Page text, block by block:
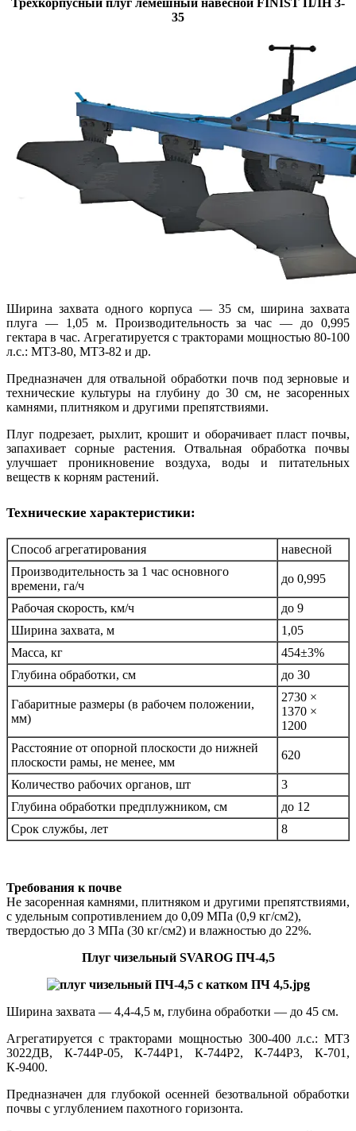
Трехкорпусный плуг лемешный навесной FINIST ПЛН 3-
35
Ширина захвата одного корпуса — 35 см, ширина захвата
плуга — 1,05 м. Производительность за час — до 0,995
гектара в час. Агрегатируется с тракторами мощностью 80-100
л.с.: МТЗ-80, МТЗ-82 и др.
Предназначен для отвальной обработки почв под зерновые и
технические культуры на глубину до 30 см, не засоренных
камнями, плитняком и другими препятствиями.
Плуг подрезает, рыхлит, крошит и оборачивает пласт почвы,
запахивает сорные растения. Отвальная обработка почвы
улучшает проникновение воздуха, воды и питательных
веществ к корням растений.
Технические характеристики:
Способ агрегатирования
навесной
Производительность за 1 час основного
времени, га/ч
до 0,995
Рабочая скорость, км/ч
до 9
Ширина захвата, м
1,05
Масса, кг
454±3%
Глубина обработки, см
до 30
Габаритные размеры (в рабочем положении,
мм)
2730 ×
1370 ×
1200
Расстояние от опорной плоскости до нижней
плоскости рамы, не менее, мм
620
Количество рабочих органов, шт
3
Глубина обработки предплужником, см
до 12
Срок службы, лет
8
Требования к почве
Не засоренная камнями, плитняком и другими препятствиями,
с удельным сопротивлением до 0,09 МПа (0,9 кг/см2),
твердостью до 3 МПа (30 кг/см2) и влажностью до 22%.
Плуг чизельный SVAROG ПЧ-4,5
Ширина захвата — 4,4-4,5 м, глубина обработки — до 45 см.
Агрегатируется с тракторами мощностью 300-400 л.с.: МТЗ
3022ДВ, К-744Р-05, К-744Р1, К-744Р2, К-744Р3, К-701,
К-9400.
Предназначен для глубокой осенней безотвальной обработки
почвы с углублением пахотного горизонта.